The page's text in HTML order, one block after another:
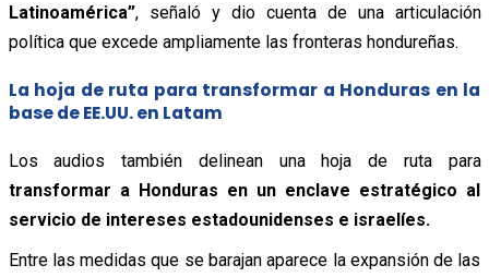
Latinoamérica”, señaló y dio cuenta de una articulación
política que excede ampliamente las fronteras hondureñas.
La hoja de ruta para transformar a Honduras en la
base de EE.UU. en Latam
Los audios también delinean una hoja de ruta para
transformar a Honduras en un enclave estratégico al
servicio de intereses estadounidenses e israelíes.
Entre las medidas que se barajan aparece la expansión de las